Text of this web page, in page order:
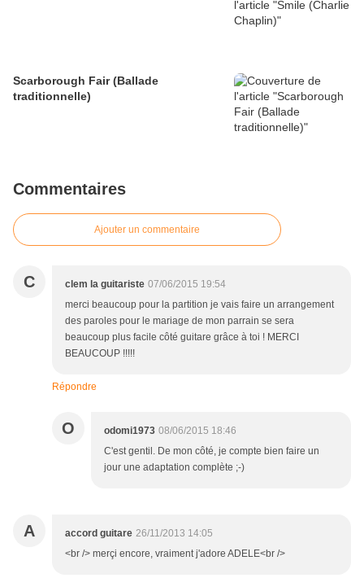
Scarborough Fair (Ballade
traditionnelle)
Commentaires
Ajouter un commentaire
C clem la guitariste 07/06/2015 19:54
merci beaucoup pour la partition je vais faire un arrangement
des paroles pour le mariage de mon parrain se sera
beaucoup plus facile côté guitare grâce à toi ! MERCI
BEAUCOUP !!!!!
Répondre
O odomi1973 08/06/2015 18:46
C'est gentil. De mon côté, je compte bien faire un
jour une adaptation complète ;-)
A accord guitare 26/11/2013 14:05
<br /> merçi encore, vraiment j'adore ADELE<br />